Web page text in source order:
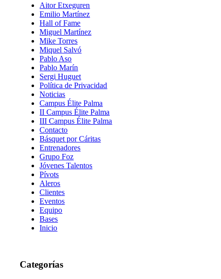
Aitor Etxeguren
Emilio Martínez
Hall of Fame
Miguel Martínez
Mike Torres
Miquel Salvó
Pablo Aso
Pablo Marín
Sergi Huguet
Política de Privacidad
Noticias
Campus Élite Palma
II Campus Élite Palma
III Campus Élite Palma
Contacto
Básquet por Cáritas
Entrenadores
Grupo Foz
Jóvenes Talentos
Pívots
Aleros
Clientes
Eventos
Equipo
Bases
Inicio
Categorías